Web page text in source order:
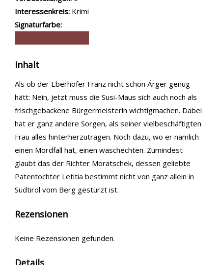
Interessenkreis: Krimi
Signaturfarbe:
Inhalt
Als ob der Eberhofer Franz nicht schon Ärger genug
hätt: Nein, jetzt muss die Susi-Maus sich auch noch als
frischgebackene Bürgermeisterin wichtigmachen. Dabei
hat er ganz andere Sorgen, als seiner vielbeschäftigten
Frau alles hinterherzutragen. Noch dazu, wo er nämlich
einen Mordfall hat, einen waschechten. Zumindest
glaubt das der Richter Moratschek, dessen geliebte
Patentochter Letitia bestimmt nicht von ganz allein in
Südtirol vom Berg gestürzt ist.
Rezensionen
Keine Rezensionen gefunden.
Details